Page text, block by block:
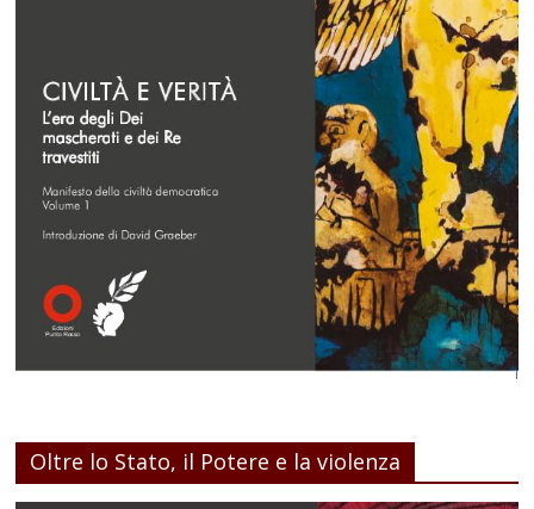
Oltre lo Stato, il Potere e la violenza